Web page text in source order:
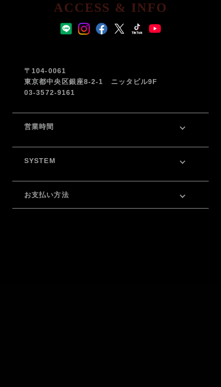
ACCESS & INFO
〒104-0061
東京都中央区銀座8-2-1 ニッタビル9F
03-3572-9161
営業時間
SYSTEM
お支払い方法